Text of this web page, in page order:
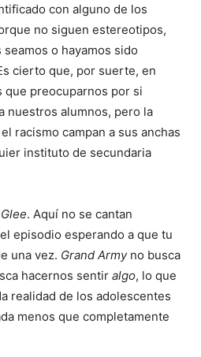
con alguno de los
no siguen estereotipos,
o hayamos sido
cierto que, por suerte, en
que preocuparnos por si
nuestros alumnos, pero la
racismo campan a sus anchas
instituto de secundaria
Glee. Aquí no se cantan
episodio esperando a que tu
una vez. Grand Armyno busca
hacernos sentir algo, lo que
realidad de los adolescentes
menos que completamente